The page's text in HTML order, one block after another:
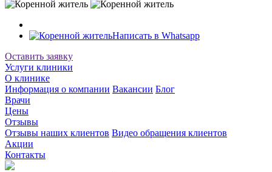
Написать в Whatsapp
Оставить заявку
Услуги клиники
О клинике
Информация о компании Вакансии Блог
Врачи
Цены
Отзывы
Отзывы наших клиентов Видео обращения клиентов
Акции
Контакты